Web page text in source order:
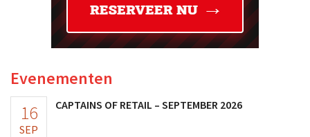
Evenementen
16
SEP
CAPTAINS OF RETAIL – SEPTEMBER 2026